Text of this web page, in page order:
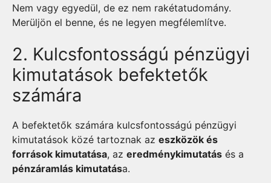
Nem vagy egyedül, de ez nem rakétatudomány.
Merüljön el benne, és ne legyen megfélemlítve.
2. Kulcsfontosságú pénzügyi
kimutatások befektetők
számára
A befektetők számára kulcsfontosságú pénzügyi
kimutatások közé tartoznak az eszközök és
források kimutatása, az eredménykimutatás és a
pénzáramlás kimutatása.